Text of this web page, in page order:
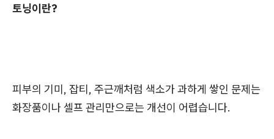
토닝이란?
피부의 기미, 잡티, 주근깨처럼 색소가 과하게 쌓인 문제는
화장품이나 셀프 관리만으로는 개선이 어렵습니다.